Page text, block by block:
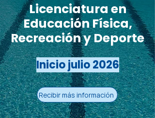
Licenciatura en
Educación Física,
Recreación y Deporte
Inicio julio 2026
Recibir más información